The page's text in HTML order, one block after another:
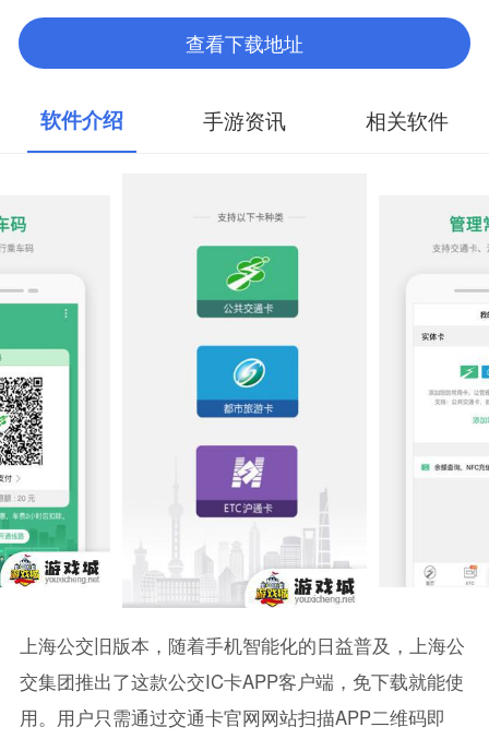
查看下载地址
软件介绍 手游资讯 相关软件
上海公交旧版本，随着手机智能化的日益普及，上海公
交集团推出了这款公交IC卡APP客户端，免下载就能使
用。用户只需通过交通卡官网网站扫描APP二维码即